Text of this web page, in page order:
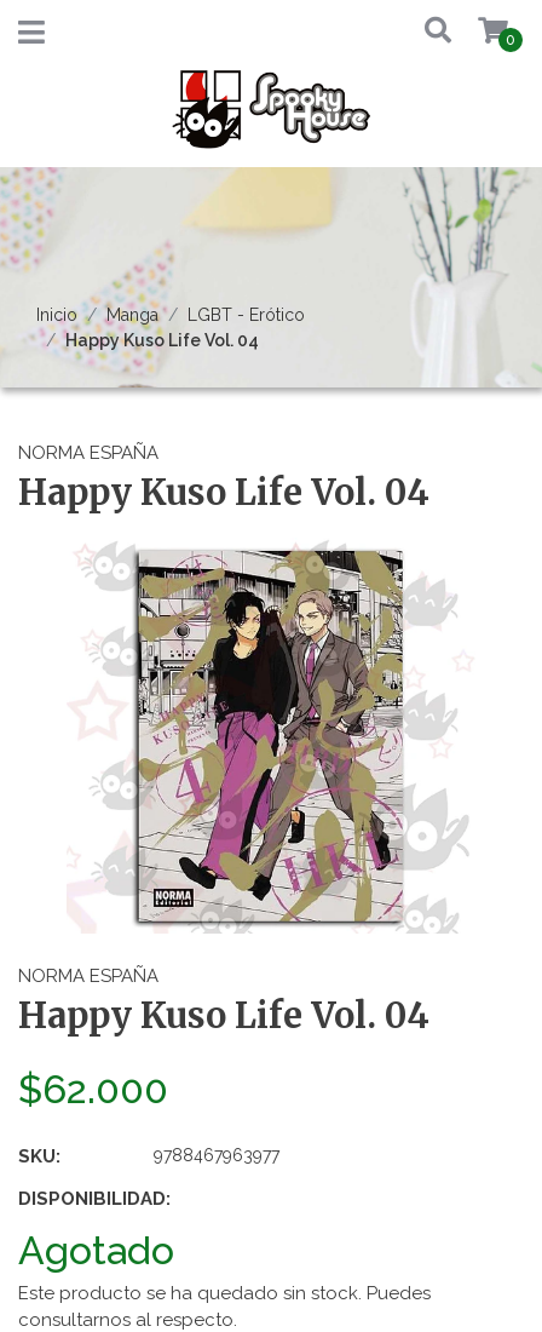
0
Inicio Manga
LGBT - Erótico
Happy Kuso Life Vol. 04
NORMA ESPAÑA
Happy Kuso Life Vol. 04
NORMA ESPAÑA
Happy Kuso Life Vol. 04
$62.000
SKU: 9788467963977
DISPONIBILIDAD:
Agotado
Este producto se ha quedado sin stock. Puedes
consultarnos al respecto.